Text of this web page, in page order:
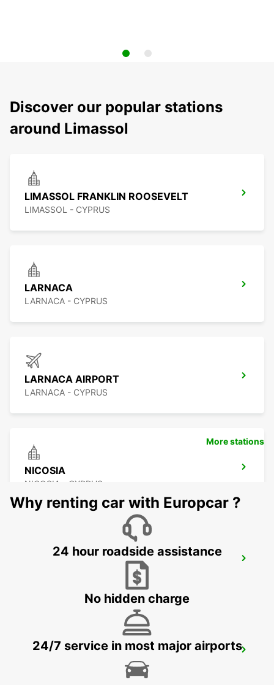
Discover our popular stations
around Limassol
LIMASSOL FRANKLIN ROOSEVELT
LIMASSOL - CYPRUS
LARNACA
LARNACA - CYPRUS
LARNACA AIRPORT
LARNACA - CYPRUS
NICOSIA
NICOSIA - CYPRUS
PAPHOS SERVICE CENTRE
PAPHOS AIRPORT
More stations
Why renting car with Europcar ?
24 hour roadside assistance
No hidden charge
24/7 service in most major airports